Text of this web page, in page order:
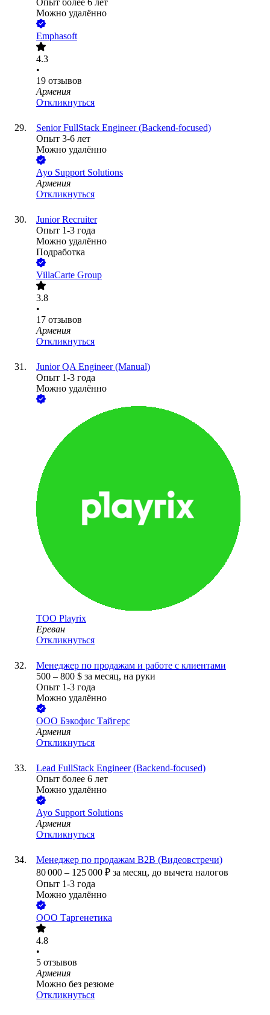
Опыт более 6 лет
Можно удалённо
Emphasoft
4.3
•
19 отзывов
Армения
Откликнуться
Senior FullStack Engineer (Backend-focused)
Опыт 3-6 лет
Можно удалённо
Ayo Support Solutions
Армения
Откликнуться
Junior Recruiter
Опыт 1-3 года
Можно удалённо
Подработка
VillaCarte Group
3.8
•
17 отзывов
Армения
Откликнуться
Junior QA Engineer (Manual)
Опыт 1-3 года
Можно удалённо
ТОО Playrix
Ереван
Откликнуться
Менеджер по продажам и работе с клиентами
500 – 800 $ за месяц, на руки
Опыт 1-3 года
Можно удалённо
ООО Бэкофис Тайгерс
Армения
Откликнуться
Lead FullStack Engineer (Backend-focused)
Опыт более 6 лет
Можно удалённо
Ayo Support Solutions
Армения
Откликнуться
Менеджер по продажам B2B (Видеовстречи)
80 000 – 125 000 ₽ за месяц, до вычета налогов
Опыт 1-3 года
Можно удалённо
ООО Таргенетика
4.8
•
5 отзывов
Армения
Можно без резюме
Откликнуться